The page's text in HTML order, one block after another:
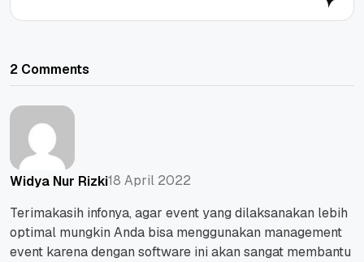
2 Comments
Widya Nur Rizki18 April 2022
Terimakasih infonya, agar event yang dilaksanakan lebih
optimal mungkin Anda bisa menggunakan management
event karena dengan software ini akan sangat membantu